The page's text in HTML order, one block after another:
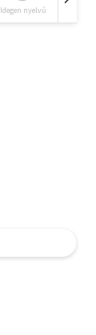
Idegen nyelvű